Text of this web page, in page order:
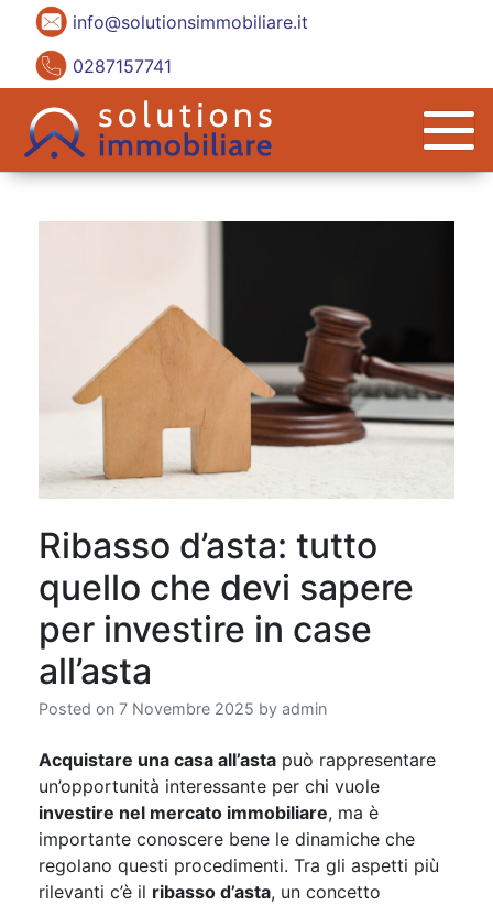
info@solutionsimmobiliare.it
0287157741
Ribasso d’asta: tutto
quello che devi sapere
per investire in case
all’asta
Posted on 7 Novembre 2025 by admin
Acquistare una casa all’asta può rappresentare
un’opportunità interessante per chi vuole
investire nel mercato immobiliare, ma è
importante conoscere bene le dinamiche che
regolano questi procedimenti. Tra gli aspetti più
rilevanti c’è il ribasso d’asta, un concetto